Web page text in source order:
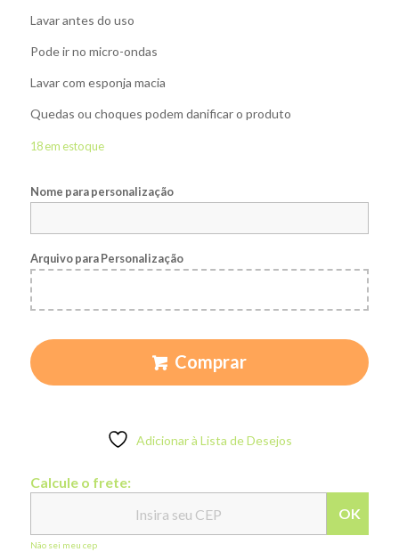
Lavar antes do uso
Pode ir no micro-ondas
Lavar com esponja macia
Quedas ou choques podem danificar o produto
18 em estoque
Nome para personalização
Arquivo para Personalização
Comprar
Adicionar à Lista de Desejos
Calcule o frete:
OK
Não sei meu cep